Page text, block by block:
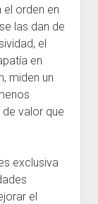
orden en
las dan de
el
en
miden un
valor que
exclusiva
el